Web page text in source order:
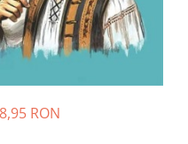
RON